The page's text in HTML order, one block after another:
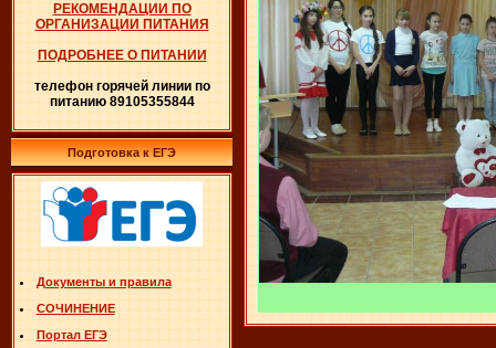
РЕКОМЕНДАЦИИ ПО
ОРГАНИЗАЦИИ ПИТАНИЯ
ПОДРОБНЕЕ О ПИТАНИИ
телефон горячей линии по
питанию 89105355844
Подготовка к ЕГЭ
Документы и правила
СОЧИНЕНИЕ
Портал ЕГЭ